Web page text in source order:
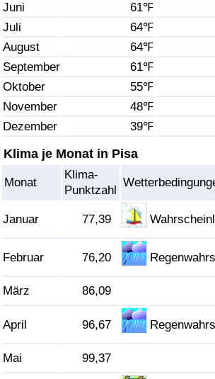
Juni
61℉
Juli
64℉
August
64℉
September
61℉
Oktober
55℉
November
48℉
Dezember
39℉
Klima je Monat in Pisa
Monat
Klima-
Punktzahl
Januar 77,39
Februar 76,20
März 86,09
April 96,67
Mai 99,37
Kriminalitäts-Index
Kriminalitätsindex nach Land
Gesundheitsversorgung
Gesundheitsversorgungs-Index
Gesundheitsversorgungs-Index nach
Umweltverschmutzung
Verschmutzungsindex